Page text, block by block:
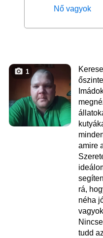
Nő vagyok
1
amire
rá,
néha
tudd